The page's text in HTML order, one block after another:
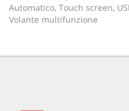
Automatico, Touch screen,
Volante multifunzione